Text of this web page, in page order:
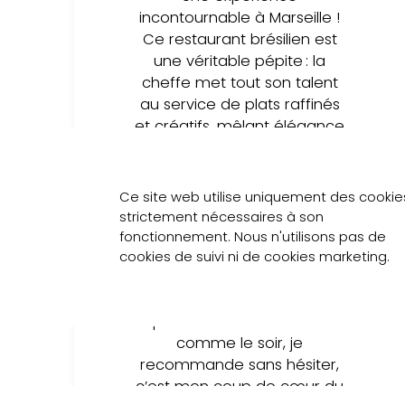
incontournable à Marseille !
Ce restaurant brésilien est
une véritable pépite : la
cheffe met tout son talent
au service de plats raffinés
et créatifs, mêlant élégance
riches et parfaitement
équilibrées, le service est top.
L’ambiance intimiste invite au
voyage — une véritable
comme le soir, je
recommande sans hésiter,
c’est mon coup de cœur du
Ce site web utilise uniquement des
strictement nécessaires à son
fonctionnement. Nous n'utilisons pas de
cookies de suivi ni de cookies marketing.